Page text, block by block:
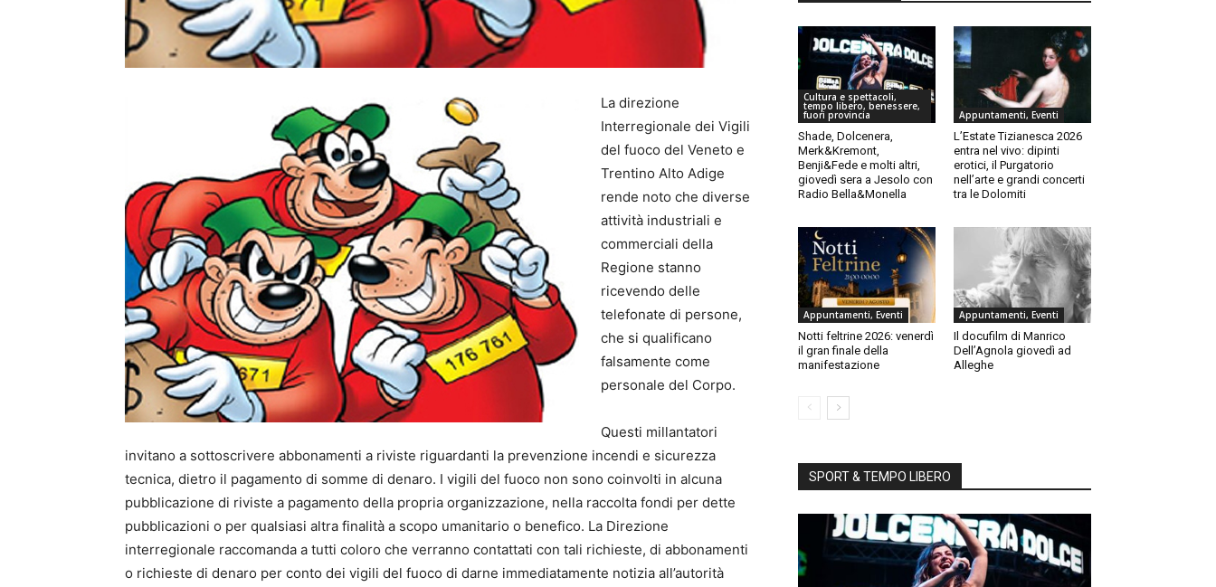
La direzione
Interregionale dei Vigili
del fuoco del Veneto e
Trentino Alto Adige
rende noto che diverse
attività industriali e
commerciali della
Regione stanno
ricevendo delle
telefonate di persone,
che si qualificano
falsamente come
personale del Corpo.
Questi millantatori
invitano a sottoscrivere abbonamenti a riviste riguardanti la prevenzione incendi e sicurezza
tecnica, dietro il pagamento di somme di denaro. I vigili del fuoco non sono coinvolti in alcuna
pubblicazione di riviste a pagamento della propria organizzazione, nella raccolta fondi per dette
pubblicazioni o per qualsiasi altra finalità a scopo umanitario o benefico. La Direzione
interregionale raccomanda a tutti coloro che verranno contattati con tali richieste, di abbonamenti
o richieste di denaro per conto dei vigili del fuoco di darne immediatamente notizia all’autorità
Cultura e spettacoli,
tempo libero, benessere,
fuori provincia
Shade, Dolcenera,
Merk&Kremont,
Benji&Fede e molti altri,
giovedì sera a Jesolo con
Radio Bella&Monella
Appuntamenti, Eventi
L’Estate Tizianesca 2026
entra nel vivo: dipinti
erotici, il Purgatorio
nell’arte e grandi concerti
tra le Dolomiti
Appuntamenti, Eventi
Notti feltrine 2026: venerdì
il gran finale della
manifestazione
Appuntamenti, Eventi
Il docufilm di Manrico
Dell’Agnola giovedì ad
Alleghe
SPORT & TEMPO LIBERO